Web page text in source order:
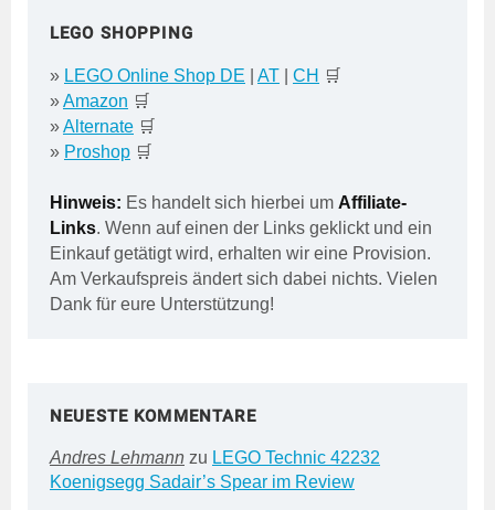
LEGO SHOPPING
» LEGO Online Shop DE AT CH 🛒
»Amazon 🛒
»Alternate 🛒
» Proshop 🛒
Hinweis: Es handelt sich hierbei um Affiliate-
Links. Wenn auf einen der Links geklickt und ein
Einkauf getätigt wird, erhalten wir eine Provision.
Am Verkaufspreis ändert sich dabei nichts. Vielen
Dank für eure Unterstützung!
NEUESTE KOMMENTARE
Andres Lehmann zu LEGO Technic 42232
Koenigsegg Sadair’s Spear im Review